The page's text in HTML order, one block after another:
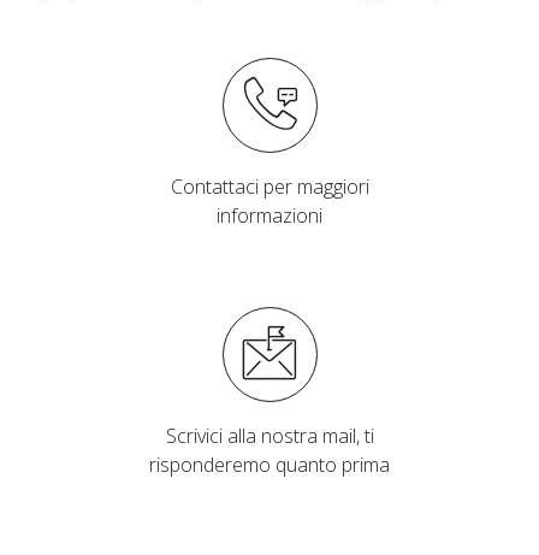
Contattaci per maggiori
informazioni
Scrivici alla nostra mail, ti
risponderemo quanto prima